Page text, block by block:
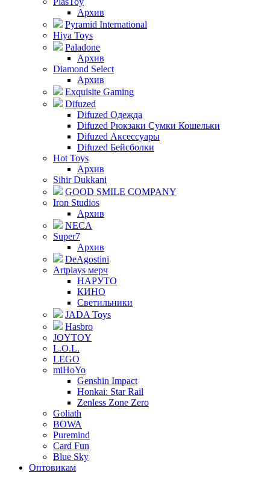
Архив
Pyramid International
Hiya Toys
Paladone
Архив
Diamond Select
Архив
Exquisite Gaming
Difuzed
Difuzed Одежда
Difuzed Рюкзаки Сумки Кошельки
Difuzed Аксессуары
Difuzed Бейсболки
Hot Toys
Архив
Sihir Dukkani
GOOD SMILE COMPANY
Iron Studios
Архив
NECA
Super7
Архив
DeAgostini
Artplays мерч
НАРУТО
КИНО
Светильники
JADA Toys
Hasbro
JOYTOY
L.O.L.
LEGO
miHoYo
Genshin Impact
Honkai: Star Rail
Zenless Zone Zero
Goliath
BOWA
Puremind
Card Fun
Blue Sky
Оптовикам